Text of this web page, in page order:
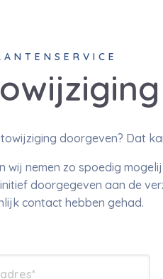
doorgeven? Dat
wij nemen zo spoedig
doorgegeven aan de
contact hebben gehad.